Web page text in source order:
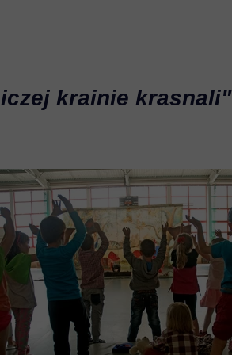
krainie krasnali"